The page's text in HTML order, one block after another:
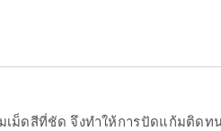
มเม็ดสีที่ชัด จึงทำให้การปัดแก้มติด